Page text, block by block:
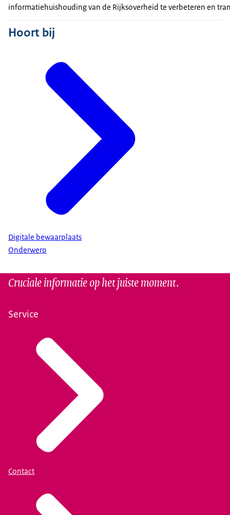
informatiehuishouding van de Rijksoverheid te verbeteren en
Hoort bij
Digitale bewaarplaats
Onderwerp
Cruciale informatie op het juiste moment.
Service
Contact